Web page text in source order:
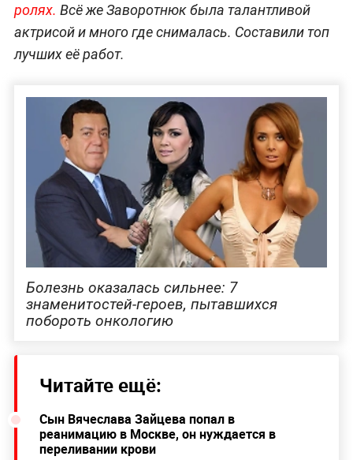
ролях. Всё же Заворотнюк была талантливой
актрисой и много где снималась. Составили топ
лучших её работ.
Болезнь оказалась сильнее: 7
знаменитостей-героев, пытавшихся
побороть онкологию
Читайте ещё:
Сын Вячеслава Зайцева попал в
реанимацию в Москве, он нуждается в
переливании крови